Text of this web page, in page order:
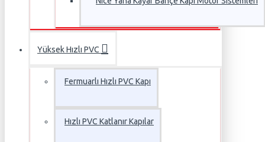
Yüksek Hızlı PVC
Fermuarlı Hızlı PVC Kapı
Hızlı PVC Katlanır Kapılar